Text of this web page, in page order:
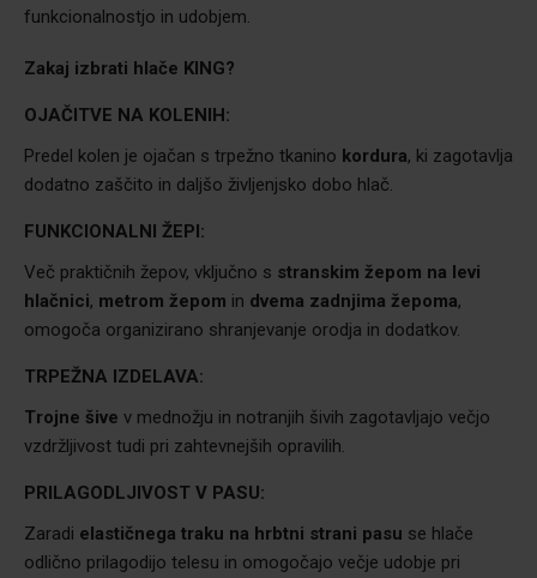
funkcionalnostjo in udobjem.
Zakaj izbrati hlače KING?
OJAČITVE NA KOLENIH:
Predel kolen je ojačan s trpežno tkanino kordura, ki zagotavlja
dodatno zaščito in daljšo življenjsko dobo hlač.
FUNKCIONALNI ŽEPI:
Več praktičnih žepov, vključno s stranskim žepom na levi
hlačnici, metrom žepom in dvema zadnjima žepoma,
omogoča organizirano shranjevanje orodja in dodatkov.
TRPEŽNA IZDELAVA:
Trojne šive v mednožju in notranjih šivih zagotavljajo večjo
vzdržljivost tudi pri zahtevnejših opravilih.
PRILAGODLJIVOST V PASU:
Zaradi elastičnega traku na hrbtni strani pasu se hlače
odlično prilagodijo telesu in omogočajo večje udobje pri